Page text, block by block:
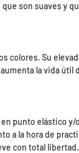
son suaves y
colores. Su
la vida útil
punto elástico y/o
a la hora de
con total libertad.